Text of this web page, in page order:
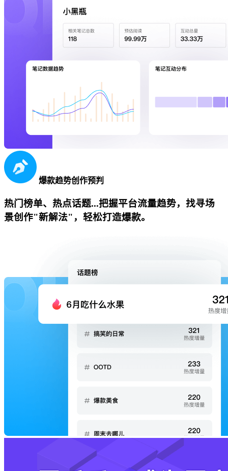
爆款趋势创作预判
热门榜单、热点话题...把握平台流量趋势，找寻场
景创作"新解法"，轻松打造爆款。